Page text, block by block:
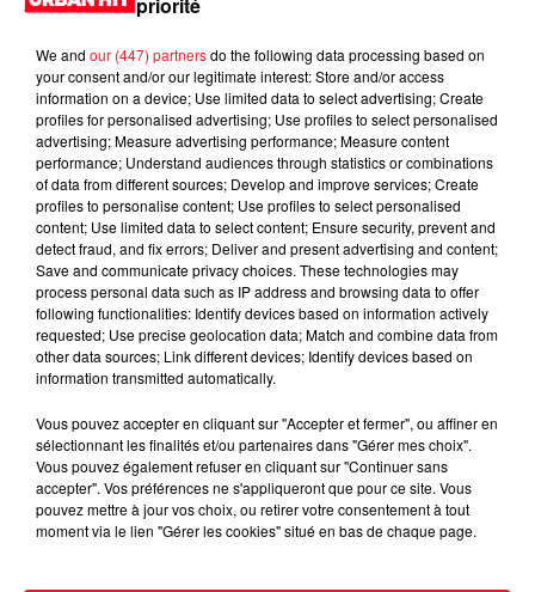
13 avril 2026
Kourtney Kardashian : Camp Poosh détruit par
une tempête de sable à...
Le Camp Poosh de Kourtney Kardashian a été ravagé par
une tempête de sable lors de Coachella 2026, transformant
We and our (447) partnersdo the following data processing based on
your consent and/or our legitimate interest: Store and/or access
information on a device; Use limited data to select advertising; Create
profiles for personalised advertising; Use profiles to select personalised
advertising; Measure advertising performance; Measure content
performance; Understand audiences through statistics or combinations
of data from different sources; Develop and improve services; Create
profiles to personalise content; Use profiles to select personalised
content; Use limited data to select content; Ensure security, prevent and
detect fraud, and fix errors; Deliver and present advertising and content;
Save and communicate privacy choices. These technologies may
process personal data such as IP address and browsing data to offer
following functionalities: Identify devices based on information actively
requested; Use precise geolocation data; Match and combine data from
other data sources; Link different devices; Identify devices based on
information transmitted automatically.
Vous pouvez accepter en cliquant sur "Accepter et fermer", ou affiner en
sélectionnant les finalités et/ou partenaires dans "Gérer mes choix".
Vous pouvez également refuser en cliquant sur "Continuer sans
accepter". Vos préférences ne s'appliqueront que pour ce site. Vous
pouvez mettre à jour vos choix, ou retirer votre consentement à tout
moment via le lien "Gérer les cookies" situé en bas de chaque page.